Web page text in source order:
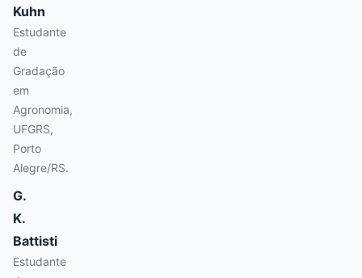
Kuhn
Estudante
de
Gradação
em
Agronomia,
UFGRS,
Porto
Alegre/RS.
G.
K.
Battisti
Estudante